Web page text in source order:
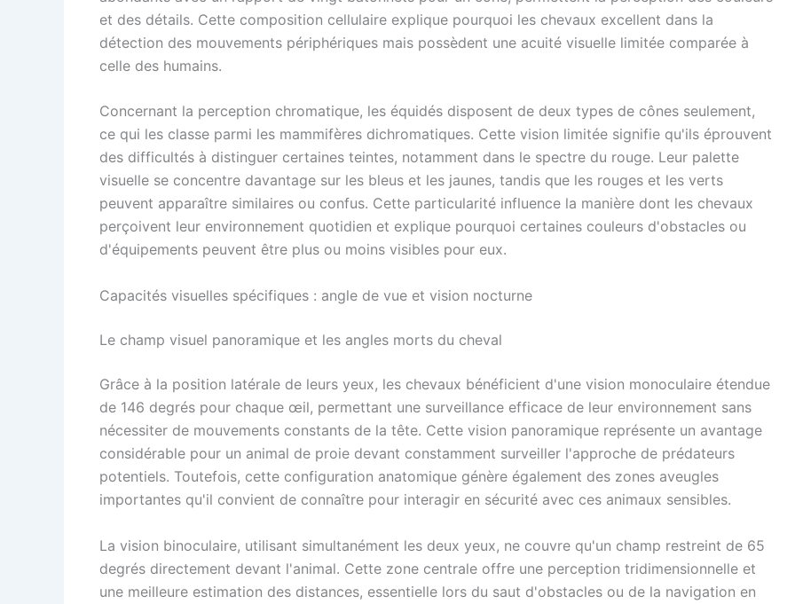
et des détails. Cette composition cellulaire explique pourquoi les chevaux excellent dans la
détection des mouvements périphériques mais possèdent une acuité visuelle limitée comparée à
celle des humains.
Concernant la perception chromatique, les équidés disposent de deux types de cônes seulement,
ce qui les classe parmi les mammifères dichromatiques. Cette vision limitée signifie qu'ils éprouvent
des difficultés à distinguer certaines teintes, notamment dans le spectre du rouge. Leur palette
visuelle se concentre davantage sur les bleus et les jaunes, tandis que les rouges et les verts
peuvent apparaître similaires ou confus. Cette particularité influence la manière dont les chevaux
perçoivent leur environnement quotidien et explique pourquoi certaines couleurs d'obstacles ou
d'équipements peuvent être plus ou moins visibles pour eux.
Capacités visuelles spécifiques : angle de vue et vision nocturne
Le champ visuel panoramique et les angles morts du cheval
Grâce à la position latérale de leurs yeux, les chevaux bénéficient d'une vision monoculaire étendue
de 146 degrés pour chaque œil, permettant une surveillance efficace de leur environnement sans
nécessiter de mouvements constants de la tête. Cette vision panoramique représente un avantage
considérable pour un animal de proie devant constamment surveiller l'approche de prédateurs
potentiels. Toutefois, cette configuration anatomique génère également des zones aveugles
importantes qu'il convient de connaître pour interagir en sécurité avec ces animaux sensibles.
La vision binoculaire, utilisant simultanément les deux yeux, ne couvre qu'un champ restreint de 65
degrés directement devant l'animal. Cette zone centrale offre une perception tridimensionnelle et
une meilleure estimation des distances, essentielle lors du saut d'obstacles ou de la navigation en